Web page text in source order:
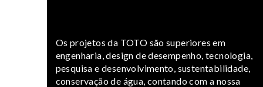
Os projetos da TOTO são superiores em
engenharia, design de desempenho, tecnologia,
pesquisa e desenvolvimento, sustentabilidade,
conservação de água, contando com a nossa